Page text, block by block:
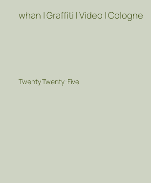
whan | Graffiti | Video | Cologne
Twenty Twenty-Five